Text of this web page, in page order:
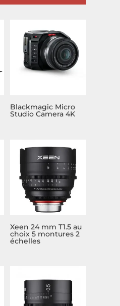
Blackmagic Micro
Studio Camera 4K
Xeen 24 mm T1.5 au
choix 5 montures 2
échelles